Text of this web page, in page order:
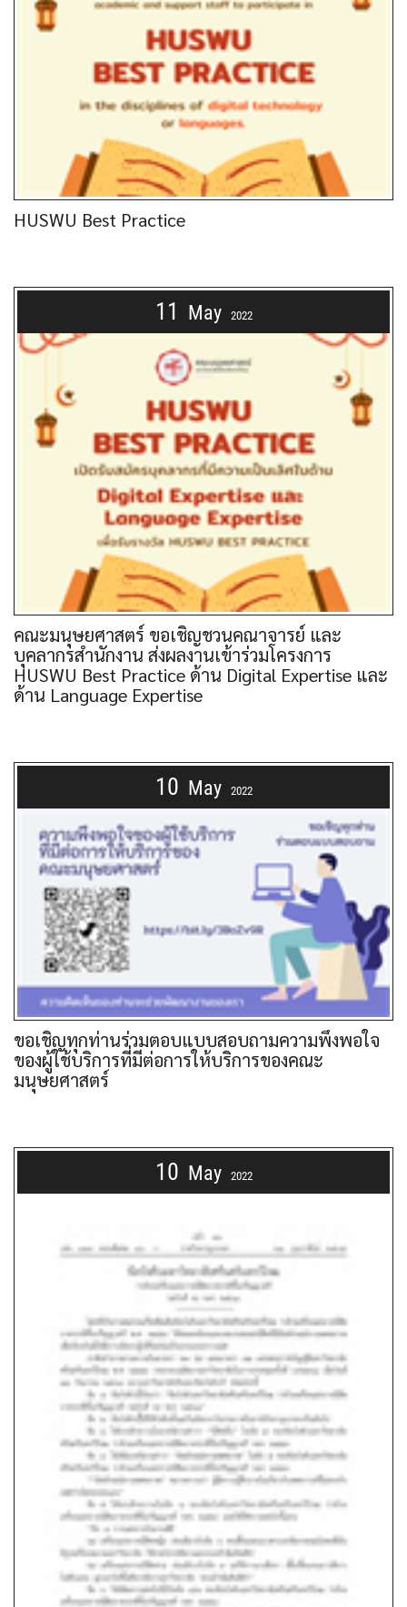
HUSWU Best Practice
11 May 2022
คณะมนุษยศาสตร์ ขอเชิญชวนคณาจารย์ และ
บุคลากรสำนักงาน ส่งผลงานเข้าร่วมโครงการ
HUSWU Best Practice ด้าน Digital Expertise และ
ด้าน Language Expertise
10 May 2022
ขอเชิญทุกท่านร่วมตอบแบบสอบถามความพึงพอใจ
ของผู้ใช้บริการที่มีต่อการให้บริการของคณะ
มนุษยศาสตร์
10 May 2022